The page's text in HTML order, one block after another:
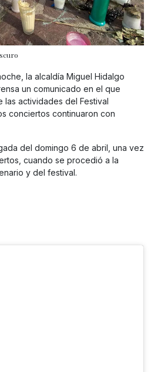
la alcaldía Miguel Hidalgo
un comunicado en el que
las actividades del Festival
conciertos continuaron con
del domingo 6 de abril, una vez
cuando se procedió a la
y del festival.